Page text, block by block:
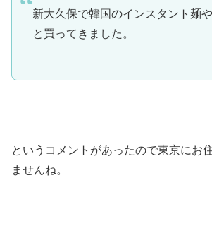
新大久保で韓国のインスタント麺
と買ってきました。
というコメントがあったので東京にお
ませんね。